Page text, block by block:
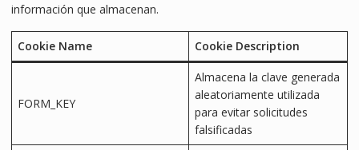
información que almacenan.
Cookie Name Cookie Description
FORM_KEY
Almacena la clave generada
aleatoriamente utilizada
para evitar solicitudes
falsificadas